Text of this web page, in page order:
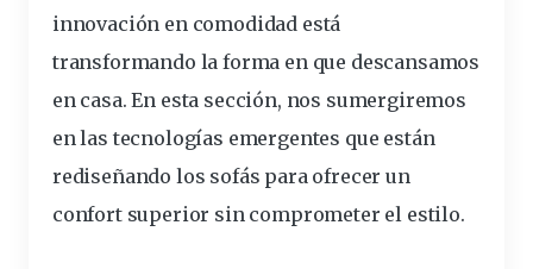
innovación en comodidad está
transformando la forma en que descansamos
en casa. En esta sección, nos sumergiremos
en las tecnologías emergentes que están
rediseñando los sofás para ofrecer un
confort superior sin comprometer el estilo.